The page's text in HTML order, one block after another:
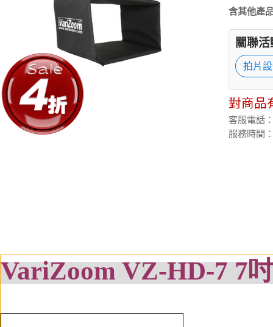
含其他產
關聯
拍片
對商品
客服電話
服務時間
VariZoom VZ-HD-7 7